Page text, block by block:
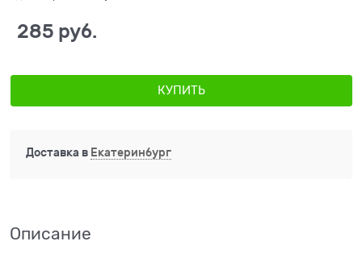
285 руб.
КУПИТЬ
Доставка в Екатеринбург
Описание